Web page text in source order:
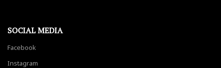
SOCIAL MEDIA
Facebook
Instagram